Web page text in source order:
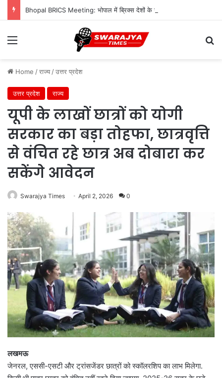
Menu
Home /राज्य /उत्तर प्रदेश
उत्तर प्रदेश राज्य
यूपी के लाखों छात्रों को योगी
सरकार का बड़ा तोहफा, छात्रवृत्ति
से वंचित रहे छात्र अब दोबारा कर
सकेंगे आवेदन
Swarajya Times April 2, 2026 0
लखमऊ
जेनरल, एससी-एसटी और ट्रांसजेंडर छात्रों को स्कॉलरशिप का लाभ मिलेगा.